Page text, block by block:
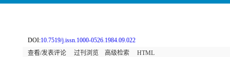
DOI:10.7519/j.issn.1000-0526.1984.09.022
查看/发表评论
过刊浏览 高级检索 HTML